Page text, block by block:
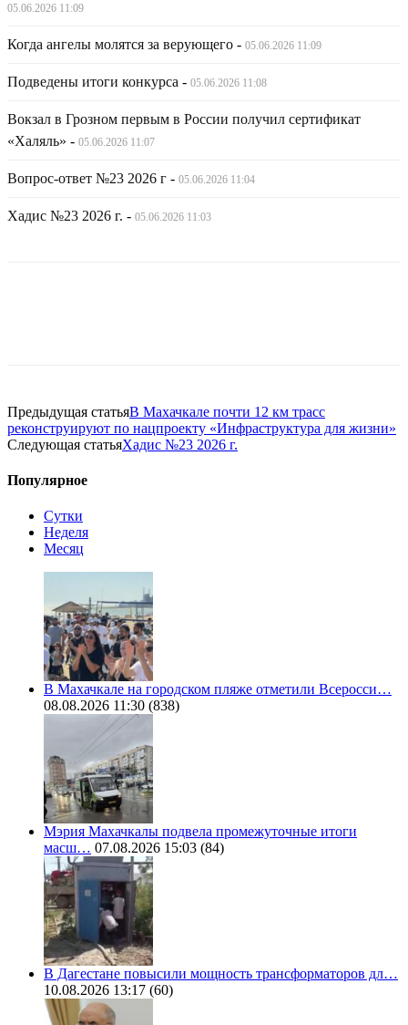
05.06.2026 11:09
Когда ангелы молятся за верующего - 05.06.2026 11:09
Подведены итоги конкурса - 05.06.2026 11:08
Вокзал в Грозном первым в России получил сертификат
«Халяль» - 05.06.2026 11:07
Вопрос-ответ №23 2026 г - 05.06.2026 11:04
Хадис №23 2026 г. - 05.06.2026 11:03
Предыдущая статьяВ Махачкале почти 12 км трасс
реконструируют по нацпроекту «Инфраструктура для жизни»
Следующая статьяХадис №23 2026 г.
Популярное
Сутки
Неделя
Месяц
В Махачкале на городском пляже отметили Всеросси…
08.08.2026 11:30 (838)
Мэрия Махачкалы подвела промежуточные итоги
масш… 07.08.2026 15:03 (84)
В Дагестане повысили мощность трансформаторов дл…
10.08.2026 13:17 (60)